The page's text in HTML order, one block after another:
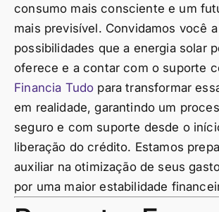
consumo mais consciente e um
mais previsível. Convidamos você
possibilidades que a energia solar
oferece e a contar com o suporte
Financia Tudo para transformar
em realidade, garantindo um
seguro e com suporte desde o
liberação do crédito. Estamos
auxiliar na otimização de seus
por uma maior estabilidade